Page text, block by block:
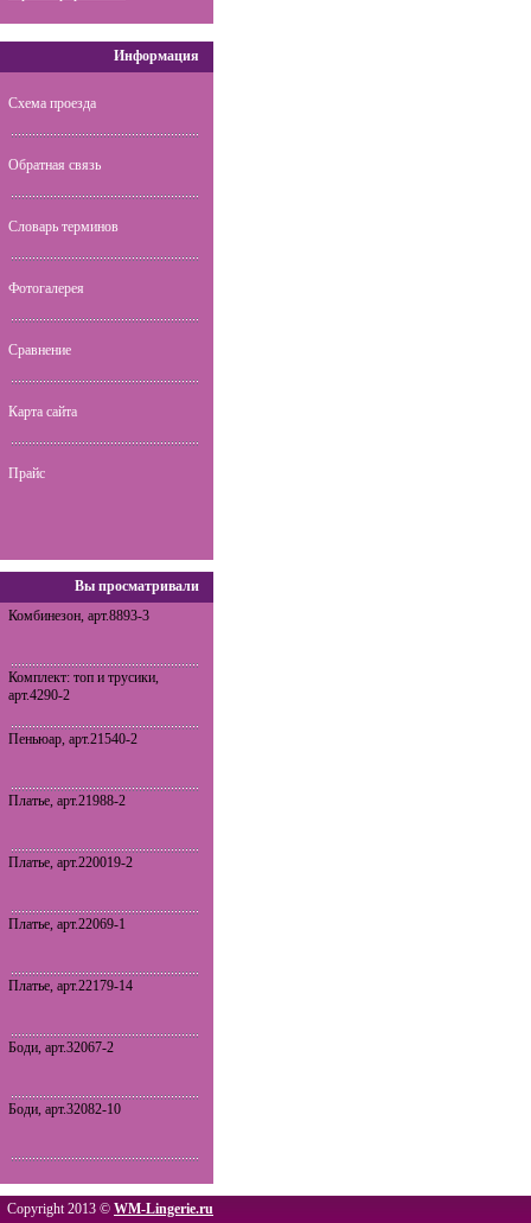
Информация
Схема проезда
Обратная связь
Словарь терминов
Фотогалерея
Сравнение
Карта сайта
Прайс
Вы просматривали
Комбинезон, арт.8893-3
Комплект: топ и трусики,
арт.4290-2
Пеньюар, арт.21540-2
Платье, арт.21988-2
Платье, арт.220019-2
Платье, арт.22069-1
Платье, арт.22179-14
Боди, арт.32067-2
Боди, арт.32082-10
Copyright 2013 © WM-Lingerie.ru